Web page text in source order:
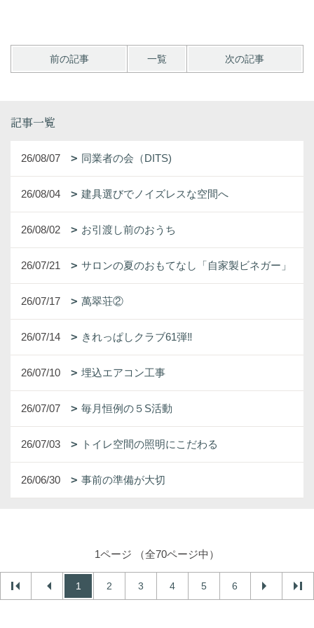
前の記事 一覧 次の記事
記事一覧
26/08/07 同業者の会（DITS)
26/08/04 建具選びでノイズレスな空間へ
26/08/02 お引渡し前のおうち
26/07/21 サロンの夏のおもてなし「自家製ビネガー」
26/07/17 萬翠荘②
26/07/14 きれっぱしクラブ61弾‼
26/07/10 埋込エアコン工事
26/07/07 毎月恒例の５S活動
26/07/03 トイレ空間の照明にこだわる
26/06/30 事前の準備が大切
1ページ （全70ページ中）
1 2 3 4 5 6